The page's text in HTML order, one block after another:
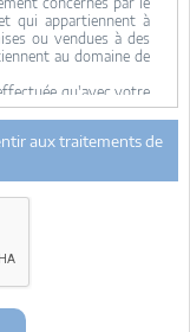
qui appartiennent à
ou vendues à des
au domaine de
qu'avec votre
collectées pour
votre projet aux
internes et la
ont accès. Aucune
de ceux décrits ci
utilisées par
réseau dans le
de 18 mois courant à
france et vous
aux traitements de